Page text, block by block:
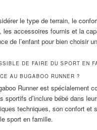
le type de terrain, le
les accessoires fournis et la
de l’enfant pour bien choisir
DE FAIRE DU SPORT EN
AU BUGABOO RUNNER ?
Runner est spécialement
sportifs d’inclure bébé dans
techniques, son confort et
sport en famille.